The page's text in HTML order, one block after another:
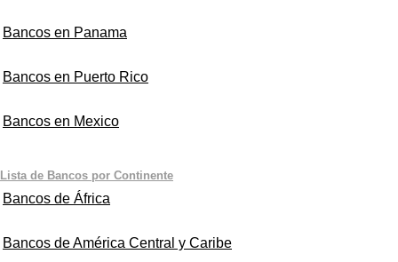
Bancos en Panama
Bancos en Puerto Rico
Bancos en Mexico
Lista de Bancos por Continente
Bancos de África
Bancos de América Central y Caribe